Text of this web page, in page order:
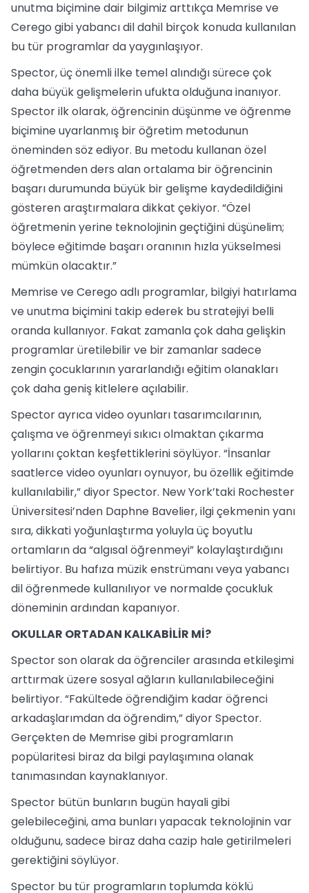
unutma biçimine dair bilgimiz arttıkça Memrise ve
Cerego gibi yabancı dil dahil birçok konuda kullanılan
bu tür programlar da yaygınlaşıyor.
Spector, üç önemli ilke temel alındığı sürece çok
daha büyük gelişmelerin ufukta olduğuna inanıyor.
Spector ilk olarak, öğrencinin düşünme ve öğrenme
biçimine uyarlanmış bir öğretim metodunun
öneminden söz ediyor. Bu metodu kullanan özel
öğretmenden ders alan ortalama bir öğrencinin
başarı durumunda büyük bir gelişme kaydedildiğini
gösteren araştırmalara dikkat çekiyor. “Özel
öğretmenin yerine teknolojinin geçtiğini düşünelim;
böylece eğitimde başarı oranının hızla yükselmesi
mümkün olacaktır.”
Memrise ve Cerego adlı programlar, bilgiyi hatırlama
ve unutma biçimini takip ederek bu stratejiyi belli
oranda kullanıyor. Fakat zamanla çok daha gelişkin
programlar üretilebilir ve bir zamanlar sadece
zengin çocuklarının yararlandığı eğitim olanakları
çok daha geniş kitlelere açılabilir.
Spector ayrıca video oyunları tasarımcılarının,
çalışma ve öğrenmeyi sıkıcı olmaktan çıkarma
yollarını çoktan keşfettiklerini söylüyor. “İnsanlar
saatlerce video oyunları oynuyor, bu özellik eğitimde
kullanılabilir,” diyor Spector. New York’taki Rochester
Üniversitesi’nden Daphne Bavelier, ilgi çekmenin yanı
sıra, dikkati yoğunlaştırma yoluyla üç boyutlu
ortamların da “algısal öğrenmeyi” kolaylaştırdığını
belirtiyor. Bu hafıza müzik enstrümanı veya yabancı
dil öğrenmede kullanılıyor ve normalde çocukluk
döneminin ardından kapanıyor.
OKULLAR ORTADAN KALKABİLİR Mİ?
Spector son olarak da öğrenciler arasında etkileşimi
arttırmak üzere sosyal ağların kullanılabileceğini
belirtiyor. “Fakültede öğrendiğim kadar öğrenci
arkadaşlarımdan da öğrendim,” diyor Spector.
Gerçekten de Memrise gibi programların
popülaritesi biraz da bilgi paylaşımına olanak
tanımasından kaynaklanıyor.
Spector bütün bunların bugün hayali gibi
gelebileceğini, ama bunları yapacak teknolojinin var
olduğunu, sadece biraz daha cazip hale getirilmeleri
gerektiğini söylüyor.
Spector bu tür programların toplumda köklü